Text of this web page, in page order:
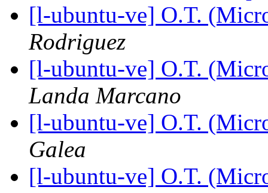
[l-ubuntu-ve] O.T.
Rodriguez
[l-ubuntu-ve] O.T.
Landa Marcano
[l-ubuntu-ve] O.T.
Galea
[l-ubuntu-ve] O.T.